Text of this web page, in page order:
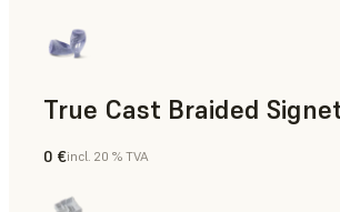
True Cast Braided
Joaillerie
0 €incl. 20 % TVA